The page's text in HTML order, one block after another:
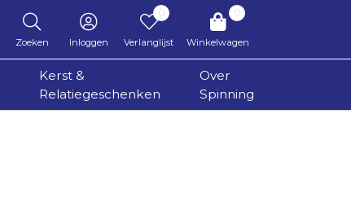
Zoeken Inloggen
0
Verlanglijst
0
Winkelwagen
Kerst &
Relatiegeschenken
Over
Spinning